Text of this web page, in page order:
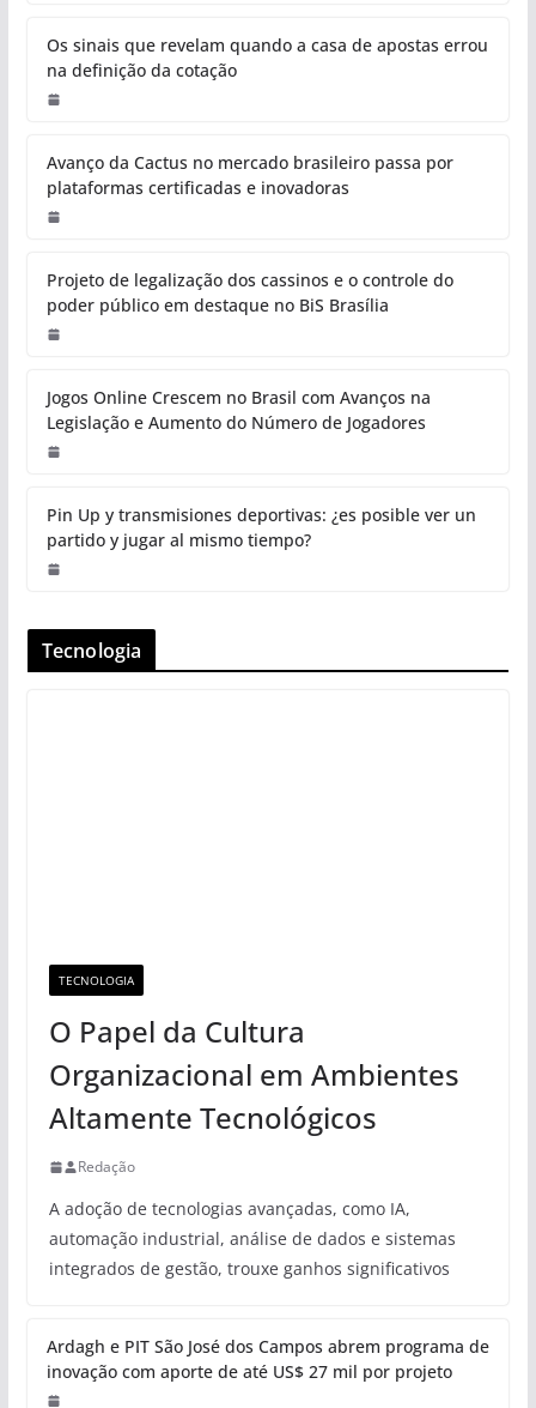
Os sinais que revelam quando a casa de apostas errou
na definição da cotação
Avanço da Cactus no mercado brasileiro passa por
plataformas certificadas e inovadoras
Projeto de legalização dos cassinos e o controle do
poder público em destaque no BiS Brasília
Jogos Online Crescem no Brasil com Avanços na
Legislação e Aumento do Número de Jogadores
Pin Up y transmisiones deportivas: ¿es posible ver un
partido y jugar al mismo tiempo?
Tecnologia
TECNOLOGIA
O Papel da Cultura
Organizacional em Ambientes
Altamente Tecnológicos
Redação
A adoção de tecnologias avançadas, como IA,
automação industrial, análise de dados e sistemas
integrados de gestão, trouxe ganhos significativos
Ardagh e PIT São José dos Campos abrem programa de
inovação com aporte de até US$ 27 mil por projeto